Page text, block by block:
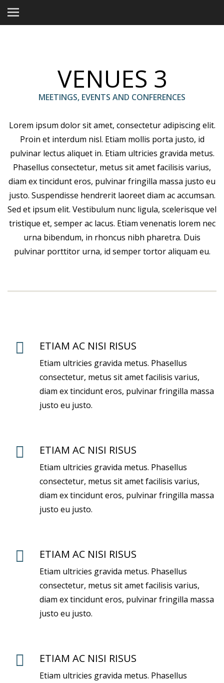
VENUES 3
MEETINGS, EVENTS AND CONFERENCES
Lorem ipsum dolor sit amet, consectetur adipiscing elit.
Proin et interdum nisl. Etiam mollis porta justo, id
pulvinar lectus aliquet in. Etiam ultricies gravida metus.
Phasellus consectetur, metus sit amet facilisis varius,
diam ex tincidunt eros, pulvinar fringilla massa justo eu
justo. Suspendisse hendrerit laoreet diam ac accumsan.
Sed et ipsum elit. Vestibulum nunc ligula, scelerisque vel
tristique et, semper ac lacus. Etiam venenatis lorem nec
urna bibendum, in rhoncus nibh pharetra. Duis
pulvinar porttitor urna, id semper tortor aliquam eu.
ETIAM AC NISI RISUS
Etiam ultricies gravida metus. Phasellus
consectetur, metus sit amet facilisis varius,
diam ex tincidunt eros, pulvinar fringilla massa
justo eu justo.
ETIAM AC NISI RISUS
Etiam ultricies gravida metus. Phasellus
consectetur, metus sit amet facilisis varius,
diam ex tincidunt eros, pulvinar fringilla massa
justo eu justo.
ETIAM AC NISI RISUS
Etiam ultricies gravida metus. Phasellus
consectetur, metus sit amet facilisis varius,
diam ex tincidunt eros, pulvinar fringilla massa
justo eu justo.
ETIAM AC NISI RISUS
Etiam ultricies gravida metus. Phasellus